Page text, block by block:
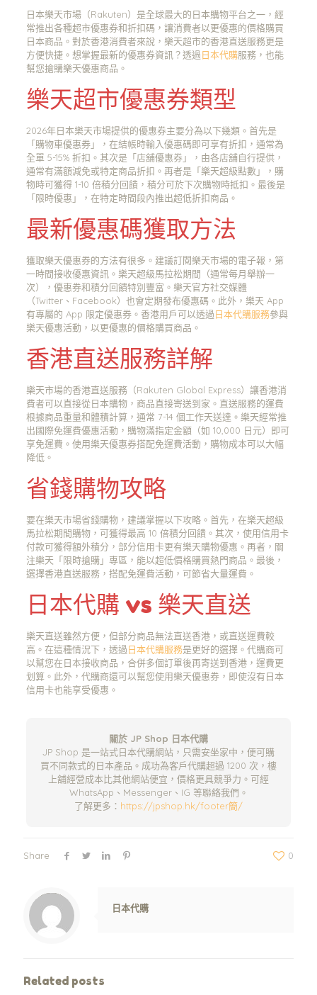
日本樂天市場（Rakuten）是全球最大的日本購物平台之一，經
常推出各種超市優惠券和折扣碼，讓消費者以更優惠的價格購買
日本商品。對於香港消費者來說，樂天超市的香港直送服務更是
方便快捷。想掌握最新的優惠券資訊？透過日本代購服務，也能
幫您搶購樂天優惠商品。
樂天超市優惠券類型
2026年日本樂天市場提供的優惠券主要分為以下幾類。首先是
「購物車優惠券」，在結帳時輸入優惠碼即可享有折扣，通常為
全單 5-15% 折扣。其次是「店舖優惠券」，由各店舖自行提供，
通常有滿額減免或特定商品折扣。再者是「樂天超級點數」，購
物時可獲得 1-10 倍積分回饋，積分可於下次購物時抵扣。最後是
「限時優惠」，在特定時間段內推出超低折扣商品。
最新優惠碼獲取方法
獲取樂天優惠券的方法有很多。建議訂閱樂天市場的電子報，第
一時間接收優惠資訊。樂天超級馬拉松期間（通常每月舉辦一
次），優惠券和積分回饋特別豐富。樂天官方社交媒體
（Twitter、Facebook）也會定期發布優惠碼。此外，樂天 App
有專屬的 App 限定優惠券。香港用戶可以透過日本代購服務參與
樂天優惠活動，以更優惠的價格購買商品。
香港直送服務詳解
樂天市場的香港直送服務（Rakuten Global Express）讓香港消
費者可以直接從日本購物，商品直接寄送到家。直送服務的運費
根據商品重量和體積計算，通常 7-14 個工作天送達。樂天經常推
出國際免運費優惠活動，購物滿指定金額（如 10,000 日元）即可
享免運費。使用樂天優惠券搭配免運費活動，購物成本可以大幅
降低。
省錢購物攻略
要在樂天市場省錢購物，建議掌握以下攻略。首先，在樂天超級
馬拉松期間購物，可獲得最高 10 倍積分回饋。其次，使用信用卡
付款可獲得額外積分，部分信用卡更有樂天購物優惠。再者，關
注樂天「限時搶購」專區，能以超低價格購買熱門商品。最後，
選擇香港直送服務，搭配免運費活動，可節省大量運費。
日本代購 vs 樂天直送
樂天直送雖然方便，但部分商品無法直送香港，或直送運費較
高。在這種情況下，透過日本代購服務是更好的選擇。代購商可
以幫您在日本接收商品，合併多個訂單後再寄送到香港，運費更
划算。此外，代購商還可以幫您使用樂天優惠券，即使沒有日本
信用卡也能享受優惠。
關於 JP Shop 日本代購
JP Shop 是一站式日本代購網站，只需安坐家中，便可購
買不同款式的日本產品。成功為客戶代購超過 1200 次，樓
上舖經營成本比其他網站便宜，價格更具競爭力。可經
WhatsApp、Messenger、IG 等聯絡我們。
了解更多： https://jpshop.hk/footer簡/
Share 0
Warning
/www/wwwroot/jpshop.hk/wp-content/themes/betheme/includes/content-single.php
on line
286
日本代購
Related posts